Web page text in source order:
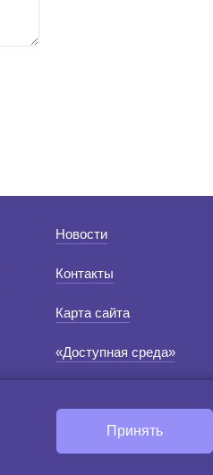
Новости
Контакты
Карта сайта
«Доступная среда»
«Пятое измерение»
Принять